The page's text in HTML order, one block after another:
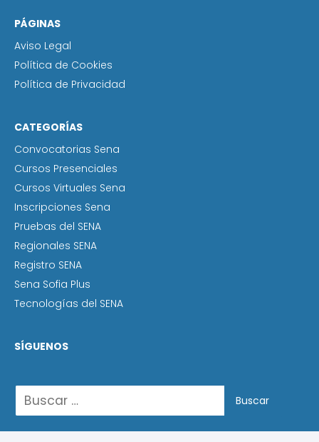
PÁGINAS
Aviso Legal
Política de Cookies
Política de Privacidad
CATEGORÍAS
Convocatorias Sena
Cursos Presenciales
Cursos Virtuales Sena
Inscripciones Sena
Pruebas del SENA
Regionales SENA
Registro SENA
Sena Sofia Plus
Tecnologías del SENA
SÍGUENOS